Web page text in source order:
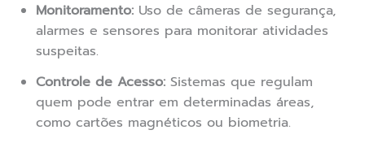
Monitoramento: Uso de câmeras de segurança,
alarmes e sensores para monitorar atividades
suspeitas.
Controle de Acesso: Sistemas que regulam
quem pode entrar em determinadas áreas,
como cartões magnéticos ou biometria.